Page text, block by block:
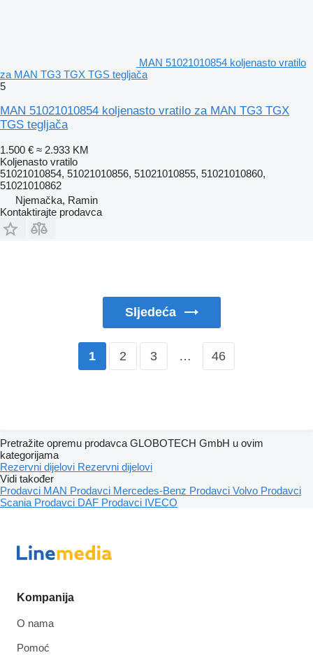
MAN 51021010854 koljenasto vratilo
za MAN TG3 TGX TGS tegljača
5
MAN 51021010854 koljenasto vratilo za MAN TG3 TGX
TGS tegljača
1.500 € ≈ 2.933 KM
Koljenasto vratilo
51021010854, 51021010856, 51021010855, 51021010860,
51021010862
Njemačka, Ramin
Kontaktirajte prodavca
Sljedeća
1 2 3 … 46
Pretražite opremu prodavca GLOBOTECH GmbH u ovim
kategorijama
Rezervni dijelovi Rezervni dijelovi
Vidi također
Prodavci MAN Prodavci Mercedes-Benz Prodavci Volvo Prodavci
Scania Prodavci DAF Prodavci IVECO
Kompanija
O nama
Pomoć